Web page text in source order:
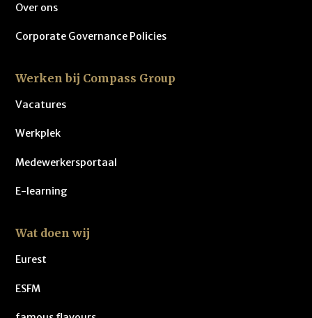
Over ons
Corporate Governance Policies
Werken bij Compass Group
Vacatures
Werkplek
Medewerkersportaal
E-learning
Wat doen wij
Eurest
ESFM